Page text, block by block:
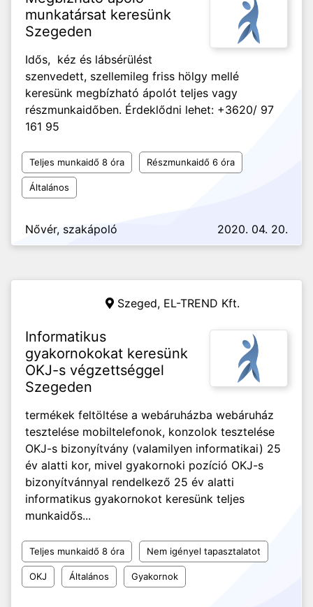
munkatársat keresünk
Szegeden
Idős, kéz és lábsérülést
szenvedett, szellemileg friss hölgy mellé
keresünk megbízható ápolót teljes vagy
részmunkaidőben. Érdeklődni lehet: +3620/ 97
161 95
Teljes munkaidő 8 óra Részmunkaidő 6 óra
Általános
Nővér, szakápoló 2020. 04. 20.
Szeged, EL-TREND Kft.
Informatikus
gyakornokokat keresünk
OKJ-s végzettséggel
Szegeden
termékek feltöltése a webáruházba webáruház
tesztelése mobiltelefonok, konzolok tesztelése
OKJ-s bizonyítvány (valamilyen informatikai) 25
év alatti kor, mivel gyakornoki pozíció OKJ-s
bizonyítvánnyal rendelkező 25 év alatti
informatikus gyakornokot keresünk teljes
munkaidős...
Teljes munkaidő 8 óra Nem igényel tapasztalatot
OKJ Általános Gyakornok